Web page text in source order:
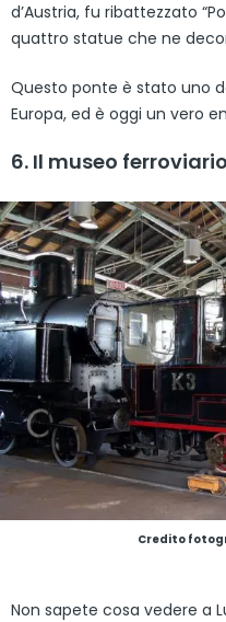
d’Austria, fu ribattezzato
quattro statue che ne
Questo ponte è stato uno
Europa, ed è oggi un vero
6. Il museo ferroviario
Credito
Non sapete cosa vedere a